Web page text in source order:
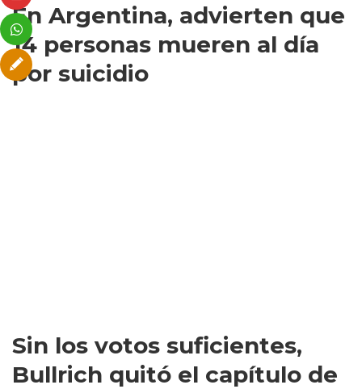
En Argentina, advierten que
14 personas mueren al día
por suicidio
Sin los votos suficientes,
Bullrich quitó el capítulo de